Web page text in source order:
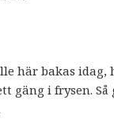
här bakas idag,
gäng i frysen.